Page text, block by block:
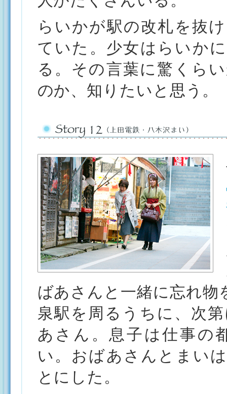
らいかが駅の改札を抜
ていた。少女はらいか
る。その言葉に驚くら
のか、知りたいと思う。
ばあさんと一緒に忘れ物
泉駅を周るうちに、次
あさん。息子は仕事の
い。おばあさんとまい
とにした。